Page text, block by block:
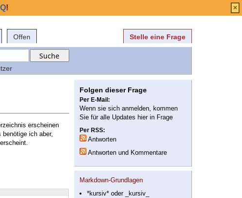
Offen Stelle eine Frage
erscheinen
benötige ich aber,
Folgen dieser Frage
Per E-Mail:
Wenn sie sich anmelden, kommen
Sie für alle Updates hier in Frage
Per RSS:
Antworten
Antworten und Kommentare
Markdown-Grundlagen
*kursiv* oder _kursiv_
! ×